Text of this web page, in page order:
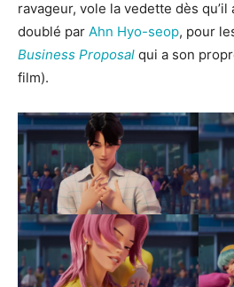
ravageur, vole la vedette dès
doublé par Ahn Hyo-seop, pour
Business Proposal qui a son
film).